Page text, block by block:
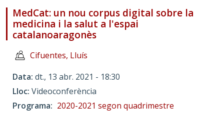
MedCat: un nou corpus digital sobre la
medicina i la salut a l'espai
catalanoaragonès
Cifuentes, Lluís
Data dt., 13 abr. 2021 - 18:30
Lloc Videoconferència
Programa
2020-2021 segon quadrimestre